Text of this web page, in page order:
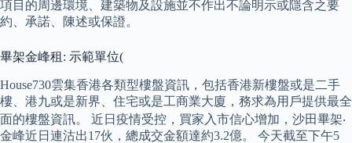
項目的周邊環境、建築物及設施並不作出不論明示或隱含之要
約、承諾、陳述或保證。
畢架金峰租: 示範單位(
House730雲集香港各類型樓盤資訊，包括香港新樓盤或是二手
樓、港九或是新界、住宅或是工商業大廈，務求為用戶提供最全
面的樓盤資訊。 近日疫情受控，買家入市信心增加，沙田畢架‧
金峰近日連沽出17伙，總成交金額達約3.2億。 今天截至下午5